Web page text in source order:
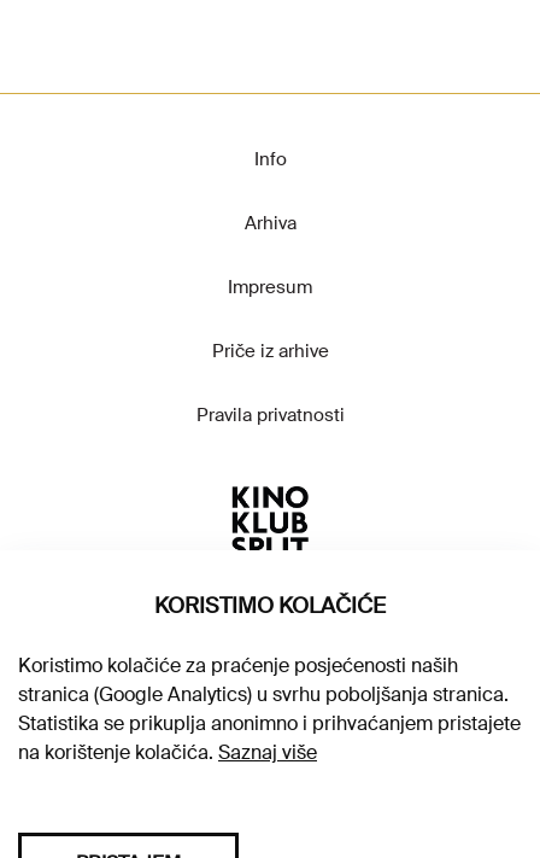
Info
Arhiva
Impresum
Priče iz arhive
Pravila privatnosti
KORISTIMO KOLAČIĆE
Koristimo kolačiće za praćenje posjećenosti naših
stranica (Google Analytics) u svrhu poboljšanja stranica.
Statistika se prikuplja anonimno i prihvaćanjem pristajete
na korištenje kolačića. Saznaj više